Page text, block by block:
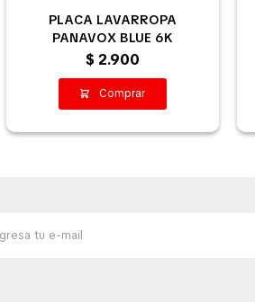
PLACA LAVARROPA
PANAVOX BLUE 6K
$ 2.900